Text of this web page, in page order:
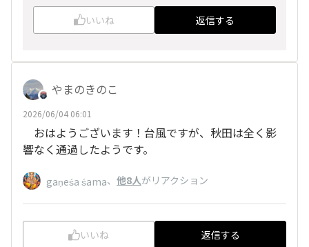
いいね 返信する
やまのきのこ
2026/06/04 06:01
おはようございます！台風ですが、秋田は全く影
響なく通過したようです。
gaṇeśa śama、 他8人がリアクション
いいね 返信する